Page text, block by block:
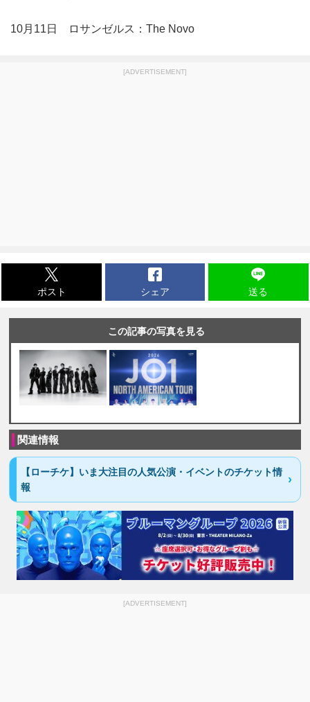
10月11日 ロサンゼルス：The Novo
[ADVERTISEMENT]
ポスト シェア 送る
この記事の写真を見る
関連情報
【ローチケ】いま大注目の人気公演・イベントのチケット情
報
[ADVERTISEMENT]